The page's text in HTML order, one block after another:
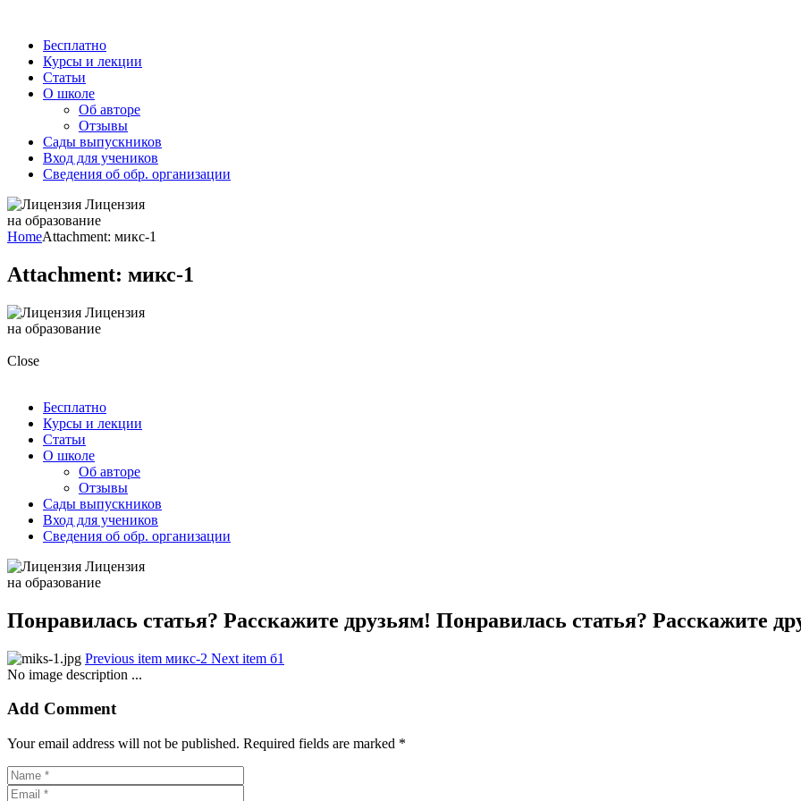
Бесплатно
Курсы и лекции
Статьи
О школе
Об авторе
Отзывы
Сады выпускников
Вход для учеников
Сведения об обр. организации
Лицензия
на образование
HomeAttachment: микс-1
Attachment: микс-1
Лицензия
на образование
Close
Бесплатно
Курсы и лекции
Статьи
О школе
Об авторе
Отзывы
Сады выпускников
Вход для учеников
Сведения об обр. организации
Лицензия
на образование
Понравилась статья? Расскажите друзьям! Понравилась статья? Расскажите
Previous item микс-2 Next item б1
No image description ...
Add Comment
Your email address will not be published. Required fields are marked *